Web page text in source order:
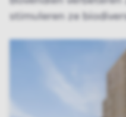
stimuleren ze